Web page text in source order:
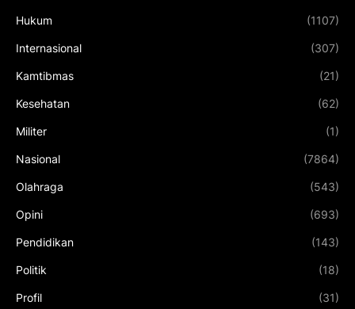
Hukum (1107)
Internasional (307)
Kamtibmas (21)
Kesehatan (62)
Militer (1)
Nasional (7864)
Olahraga (543)
Opini (693)
Pendidikan (143)
Politik (18)
Profil (31)